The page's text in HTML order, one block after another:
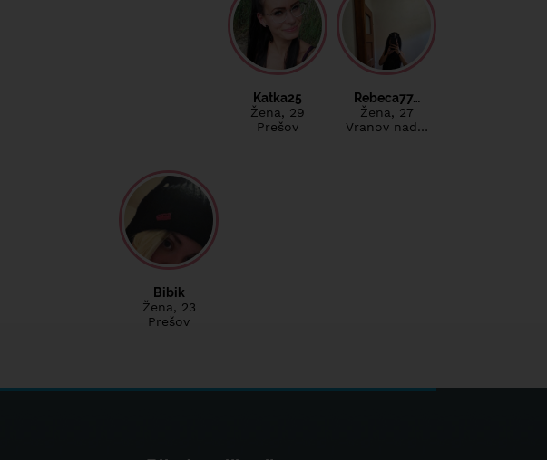
Katka25
Žena, 29
Prešov
Rebeca77…
Žena, 27
Vranov nad…
Bibik
Žena, 23
Prešov